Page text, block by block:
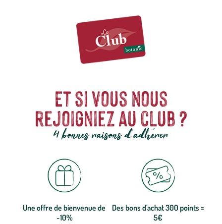
Et si vous nous
rejoigniez au club ?
4 bonnes raisons d'adhérer
Une offre de bienvenue de
-10%
Des bons d'achat 300 points =
5€